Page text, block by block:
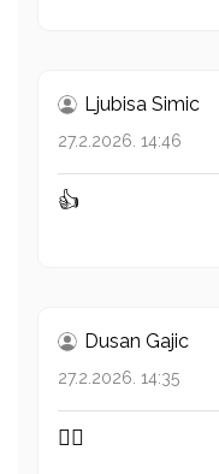
Ljubisa Simic
27.2.2026. 14:46
👍
Dusan Gajic
27.2.2026. 14:35
👌🏻